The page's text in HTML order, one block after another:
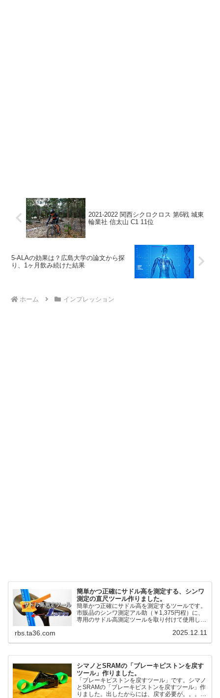
2021-2022 関西シクロクロス 第6戦 城東
輪業社 信太山 C1 11位
5-ALAの効果は？広島大学の論文から探
り、1ヶ月飲み続けた結果
ホーム インプレッション
簡単かつ正確にサドル高を測定する、シンワ
測定の直尺ツール作りました。
簡単かつ正確にサドル高を測定するツールです。
市販品のシンワ測定アル助（￥1,375円程）に、
専用のサドル高測定ツールを取り付けて使用しま
るようになりました。シンワ測定(Shinwa
Sokutei)￥1,375Amazon.c...
rbs.ta36.com 2025.12.11
シマノとSRAMの「ブレーキピストンを戻す
ツール」作りました。
「ブレーキピストンを戻すツール」です。シマノ
とSRAMの「ブレーキピストンを戻すツール」作
りました。出したからには、戻す必要が。。。で